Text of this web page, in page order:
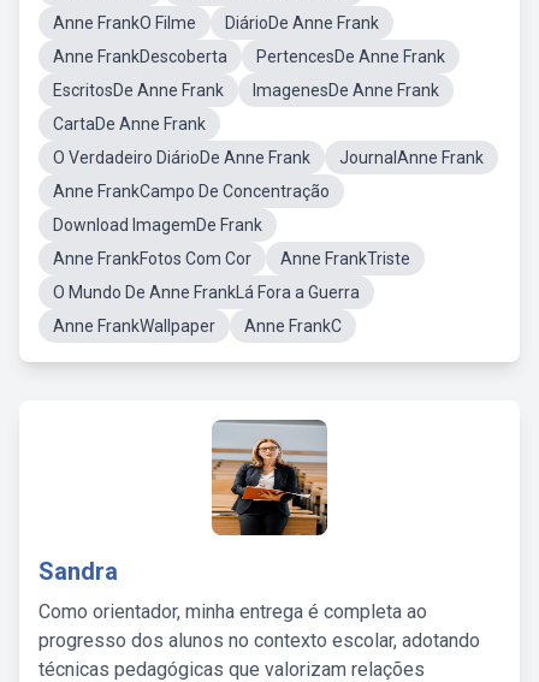
Anne FrankO Filme
DiárioDe Anne Frank
Anne FrankDescoberta
PertencesDe Anne Frank
EscritosDe Anne Frank
ImagenesDe Anne Frank
CartaDe Anne Frank
O Verdadeiro DiárioDe Anne Frank
JournalAnne Frank
Anne FrankCampo De Concentração
Download ImagemDe Frank
Anne FrankFotos Com Cor
Anne FrankTriste
O Mundo De Anne FrankLá Fora a Guerra
Anne FrankWallpaper
Anne FrankC
Sandra
Como orientador, minha entrega é completa ao
progresso dos alunos no contexto escolar, adotando
técnicas pedagógicas que valorizam relações